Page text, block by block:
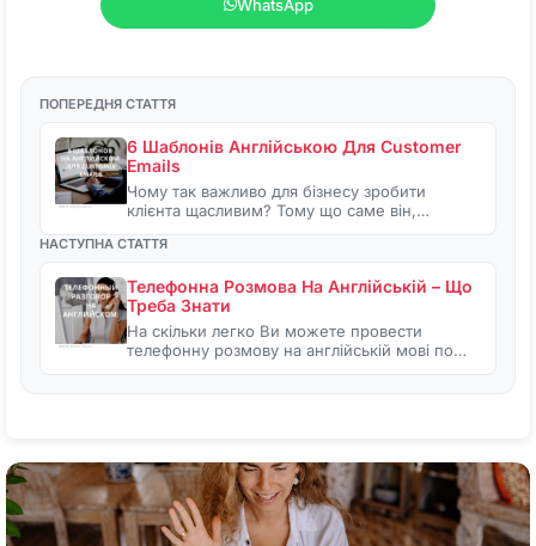
WhatsApp
ПОПЕРЕДНЯ СТАТТЯ
6 Шаблонів Англійською Для Customer
Emails
Чому так важливо для бізнесу зробити
клієнта щасливим? Тому що саме він,…
НАСТУПНА СТАТТЯ
Телефонна Розмова На Англійській – Що
Треба Знати
На скільки легко Ви можете провести
телефонну розмову на англійській мові по…